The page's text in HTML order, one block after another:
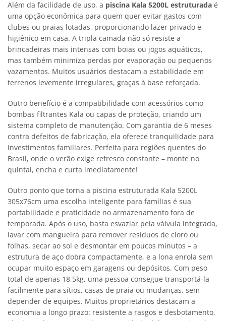
Além da facilidade de uso, a piscina Kala 5200L estruturada é
uma opção econômica para quem quer evitar gastos com
clubes ou praias lotadas, proporcionando lazer privado e
higiênico em casa. A tripla camada não só resiste a
brincadeiras mais intensas com boias ou jogos aquáticos,
mas também minimiza perdas por evaporação ou pequenos
vazamentos. Muitos usuários destacam a estabilidade em
terrenos levemente irregulares, graças à base reforçada.
Outro benefício é a compatibilidade com acessórios como
bombas filtrantes Kala ou capas de proteção, criando um
sistema completo de manutenção. Com garantia de 6 meses
contra defeitos de fabricação, ela oferece tranquilidade para
investimentos familiares. Perfeita para regiões quentes do
Brasil, onde o verão exige refresco constante – monte no
quintal, encha e curta imediatamente!
Outro ponto que torna a piscina estruturada Kala 5200L
305x76cm uma escolha inteligente para famílias é sua
portabilidade e praticidade no armazenamento fora de
temporada. Após o uso, basta esvaziar pela válvula integrada,
lavar com mangueira para remover resíduos de cloro ou
folhas, secar ao sol e desmontar em poucos minutos – a
estrutura de aço dobra compactamente, e a lona enrola sem
ocupar muito espaço em garagens ou depósitos. Com peso
total de apenas 18,5kg, uma pessoa consegue transportá-la
facilmente para sítios, casas de praia ou mudanças, sem
depender de equipes. Muitos proprietários destacam a
economia a longo prazo: resistente a rasgos e desbotamento,